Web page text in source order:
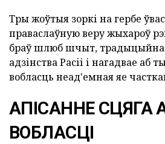
Тры жоўтыя зоркі на гербе
праваслаўную веру жыхароў
браў шлюб шчыт, традыцыйна
адзінства Расіі і нагадвае аб
вобласць неад'емная яе
АПІСАННЕ СЦЯГА
ВОБЛАСЦІ